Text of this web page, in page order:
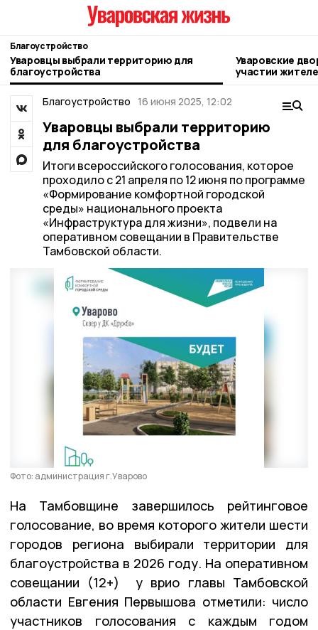
Благоустройство
Уваровцы выбрали территорию для
благоустройства
Уваровские
участии
Благоустройство 16 июня 2025, 12:02
Уваровцы выбрали территорию
для благоустройства
Итоги всероссийского голосования, которое
проходило с 21 апреля по 12 июня по программе
«Формирование комфортной городской
среды» национального проекта
«Инфраструктура для жизни», подвели на
оперативном совещании в Правительстве
Тамбовской области.
Фото: администрация г.Уварово
На Тамбовщине завершилось рейтинговое
голосование, во время которого жители шести
городов региона выбирали территории для
благоустройства в 2026 году. На оперативном
совещании (12+) у врио главы Тамбовской
области Евгения Первышова отметили: число
участников голосования с каждым годом